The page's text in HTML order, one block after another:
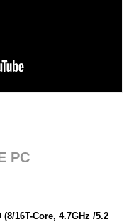
PC
16T-Core, 4.7GHz /5.2